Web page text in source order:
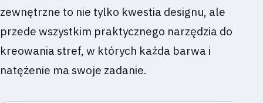
zewnętrzne to nie tylko kwestia designu, ale
przede wszystkim praktycznego narzędzia do
kreowania stref, w których każda barwa i
natężenie ma swoje zadanie.